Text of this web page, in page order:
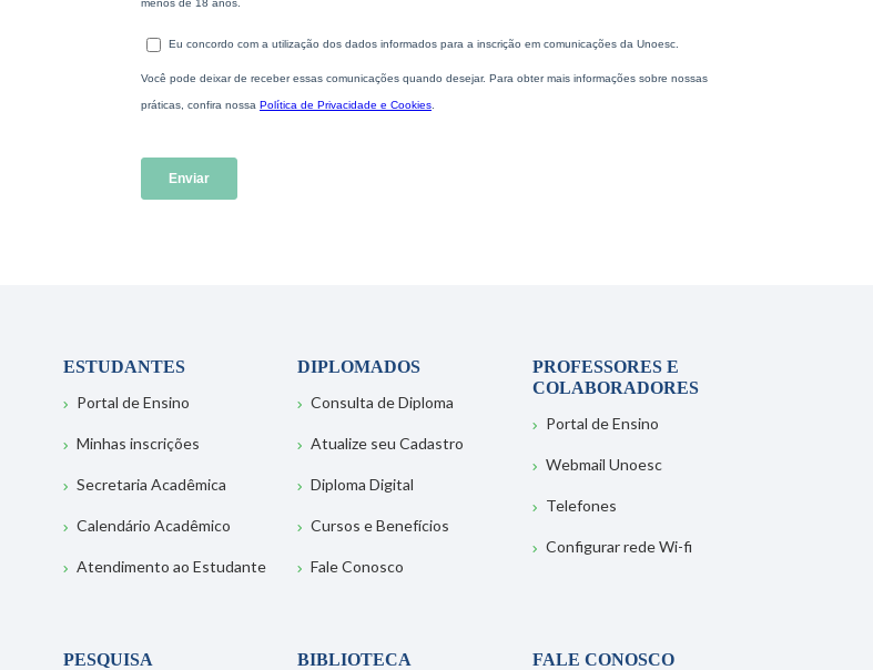
ESTUDANTES
Portal de Ensino
Minhas inscrições
Secretaria Acadêmica
Calendário Acadêmico
Atendimento ao Estudante
DIPLOMADOS
Consulta de Diploma
Atualize seu Cadastro
Diploma Digital
Cursos e Benefícios
Fale Conosco
PROFESSORES E
COLABORADORES
Portal de Ensino
Webmail Unoesc
Telefones
Configurar rede Wi-fi
PESQUISA
BIBLIOTECA
FALE CONOSCO